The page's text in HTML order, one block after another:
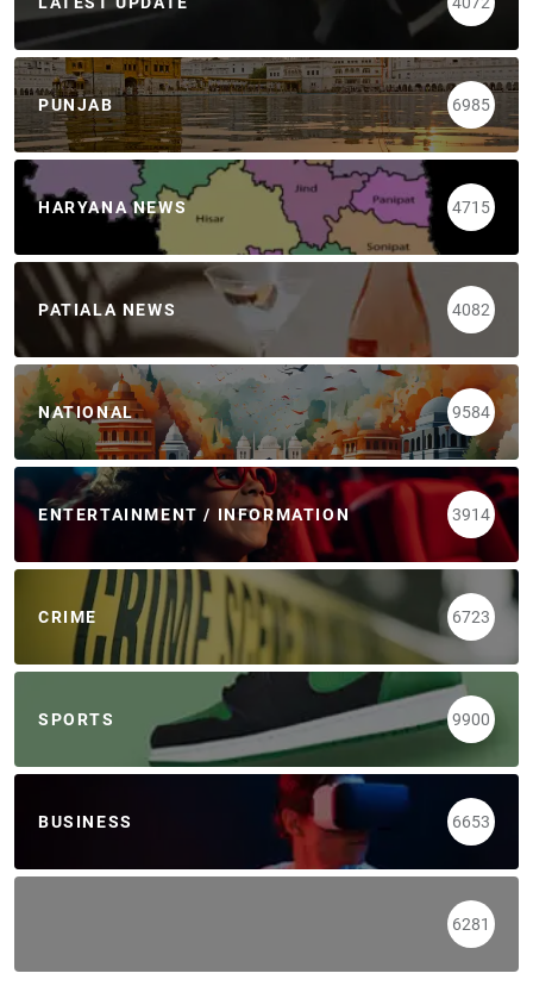
PUNJAB 6985
HARYANA NEWS 4715
PATIALA NEWS 4082
NATIONAL 9584
ENTERTAINMENT / INFORMATION 3914
CRIME 6723
SPORTS 9900
BUSINESS 6653
6281